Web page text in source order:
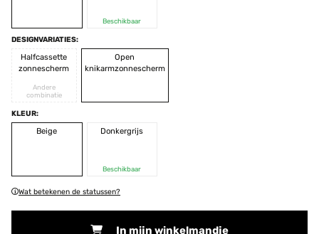
Beschikbaar
DESIGNVARIATIES:
Halfcassette
zonnescherm
Andere
combinatie
Open
knikarmzonnescherm
KLEUR:
Beige
Donkergrijs
Beschikbaar
Wat betekenen de statussen?
In mijn winkelmandje